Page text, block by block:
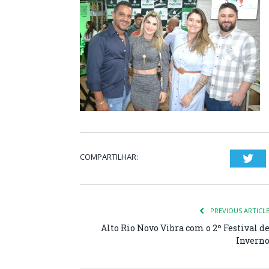
COMPARTILHAR:
PREVIOUS ARTICLE
Alto Rio Novo Vibra com o 2º Festival de
Inverno